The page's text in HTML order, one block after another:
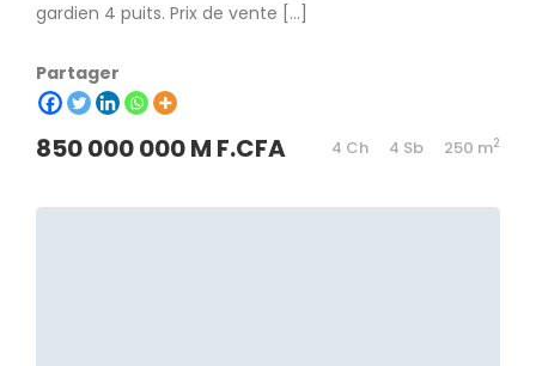
gardien 4 puits. Prix de vente […]
Partager
850 000 000 M F.CFA 4 Ch 4 Sb 250 m2